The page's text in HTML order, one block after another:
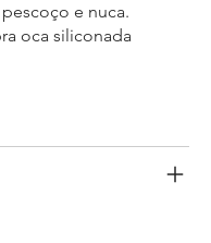
e nuca.
oca siliconada